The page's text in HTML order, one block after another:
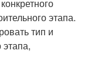
этапа.
тип и